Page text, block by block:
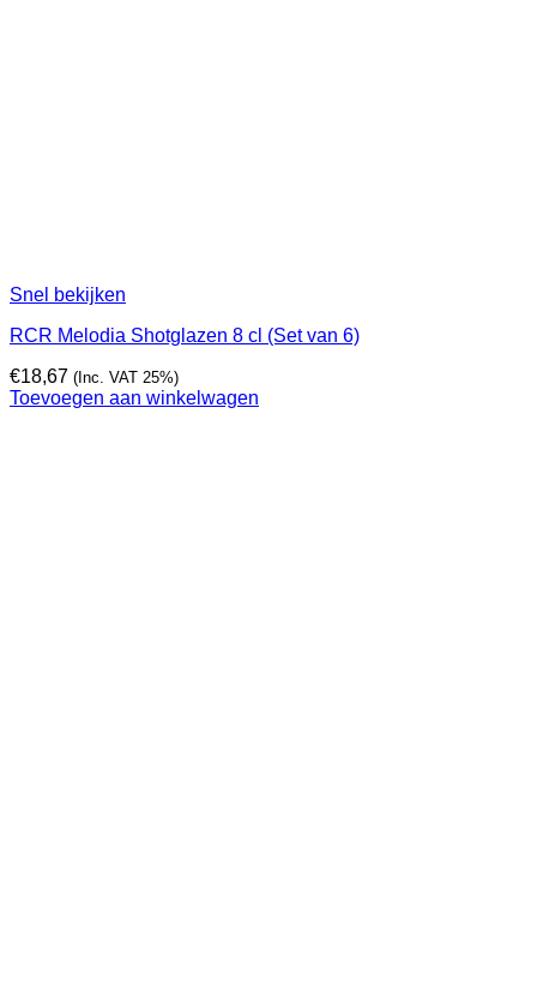
Snel bekijken
RCR Melodia Shotglazen 8 cl (Set van 6)
€18,67 (Inc. VAT 25%)
Toevoegen aan winkelwagen